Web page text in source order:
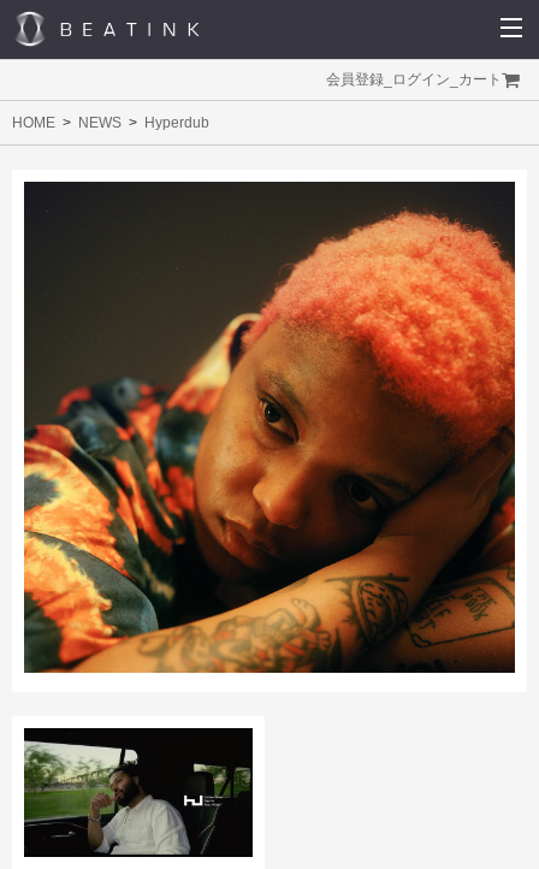
会員登録 ログイン カート
HOME NEWS Hyperdub